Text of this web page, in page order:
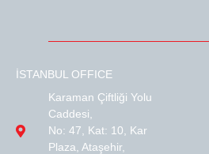
İSTANBUL OFFICE
Karaman Çiftliği Yolu
Caddesi,
No: 47, Kat: 10, Kar
Plaza, Ataşehir,